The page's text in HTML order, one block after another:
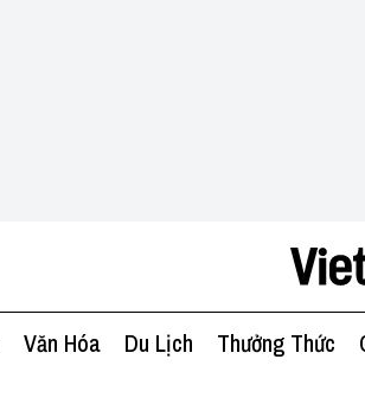
Văn Hóa Du Lịch Thưởng Thức